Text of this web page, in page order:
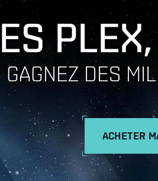
GAGNEZ DES
ACHETER